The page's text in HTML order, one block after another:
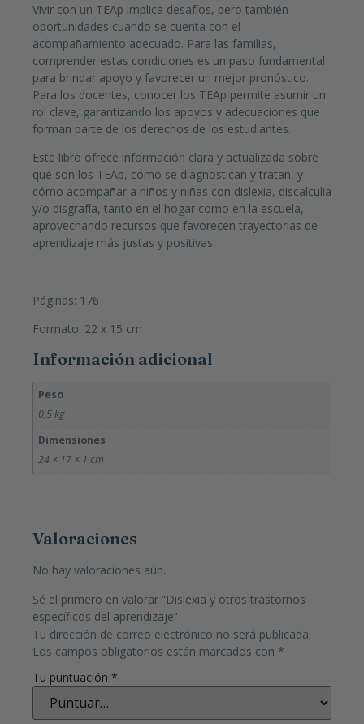
Vivir con un TEAp implica desafíos, pero también
oportunidades cuando se cuenta con el
acompañamiento adecuado. Para las familias,
comprender estas condiciones es un paso fundamental
para brindar apoyo y favorecer un mejor pronóstico.
Para los docentes, conocer los TEAp permite asumir un
rol clave, garantizando los apoyos y adecuaciones que
forman parte de los derechos de los estudiantes.
Este libro ofrece información clara y actualizada sobre
qué son los TEAp, cómo se diagnostican y tratan, y
cómo acompañar a niños y niñas con dislexia, discalculia
y/o disgrafía, tanto en el hogar como en la escuela,
aprovechando recursos que favorecen trayectorias de
aprendizaje más justas y positivas.
Páginas: 176
Formato: 22 x 15 cm
Información adicional
Peso
0,5 kg
Dimensiones
24 × 17 × 1 cm
Valoraciones
No hay valoraciones aún.
Sé el primero en valorar “Dislexia y otros trastornos
específicos del aprendizaje”
Tu dirección de correo electrónico no será publicada.
Los campos obligatorios están marcados con *
Tu puntuación *